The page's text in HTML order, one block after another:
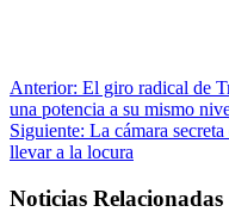
Anterior: El giro radical de
una potencia a su mismo
Siguiente: La cámara
llevar a la locura
Noticias Relacionadas